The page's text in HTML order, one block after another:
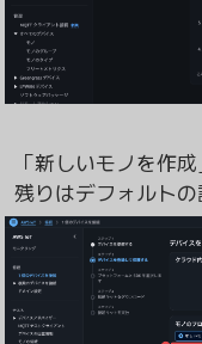
「新しいモノを作